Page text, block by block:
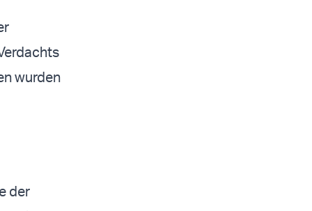
wurden
der